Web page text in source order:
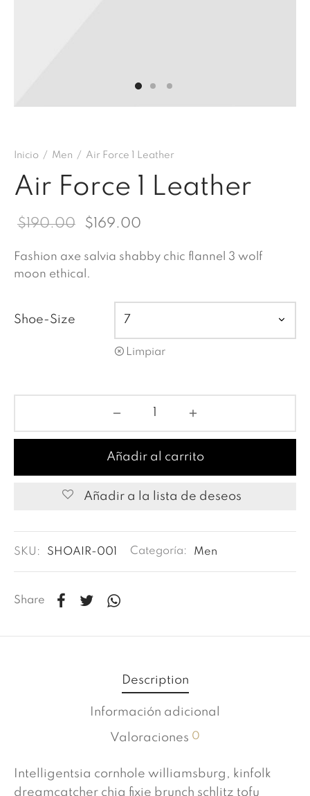
Inicio / Men / Air Force 1 Leather
Air Force 1 Leather
$190.00
El precio
era:
$ 169.00
es:
Fashion axe salvia shabby chic flannel 3 wolf
moon ethical.
Shoe-Size
Limpiar
Añadir al carrito
Añadir a la lista de deseos
SKU: SHOAIR-001 Categoría: Men
Share
Description
Información adicional
Valoraciones 0
Intelligentsia cornhole williamsburg, kinfolk
dreamcatcher chia fixie brunch schlitz tofu